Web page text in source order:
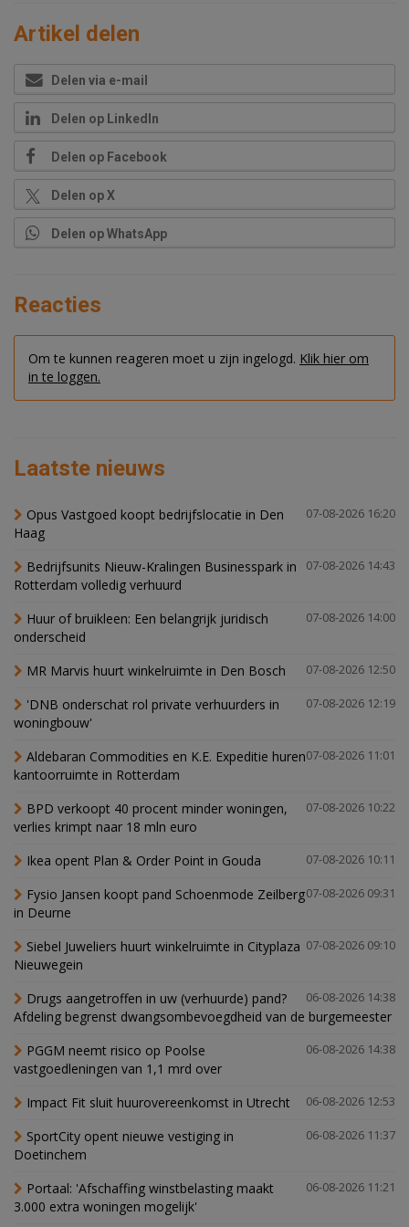
Artikel delen
Delen via e-mail
Delen op LinkedIn
Delen op Facebook
Delen op X
Delen op WhatsApp
Reacties
Om te kunnen reageren moet u zijn ingelogd. Klik hier om
in te loggen.
Laatste nieuws
07-08-2026 16:20
Opus Vastgoed koopt bedrijfslocatie in Den
Haag
07-08-2026 14:43
Bedrijfsunits Nieuw-Kralingen Businesspark in
Rotterdam volledig verhuurd
07-08-2026 14:00
Huur of bruikleen: Een belangrijk juridisch
onderscheid
07-08-2026 12:50
MR Marvis huurt winkelruimte in Den Bosch
07-08-2026 12:19
'DNB onderschat rol private verhuurders in
woningbouw'
07-08-2026 11:01
Aldebaran Commodities en K.E. Expeditie huren
kantoorruimte in Rotterdam
07-08-2026 10:22
BPD verkoopt 40 procent minder woningen,
verlies krimpt naar 18 mln euro
07-08-2026 10:11
Ikea opent Plan & Order Point in Gouda
07-08-2026 09:31
Fysio Jansen koopt pand Schoenmode Zeilberg
in Deurne
07-08-2026 09:10
Siebel Juweliers huurt winkelruimte in Cityplaza
Nieuwegein
06-08-2026 14:38
Drugs aangetroffen in uw (verhuurde) pand?
Afdeling begrenst dwangsombevoegdheid van de burgemeester
06-08-2026 14:38
PGGM neemt risico op Poolse
vastgoedleningen van 1,1 mrd over
06-08-2026 12:53
Impact Fit sluit huurovereenkomst in Utrecht
06-08-2026 11:37
SportCity opent nieuwe vestiging in
Doetinchem
06-08-2026 11:21
Portaal: 'Afschaffing winstbelasting maakt
3.000 extra woningen mogelijk'